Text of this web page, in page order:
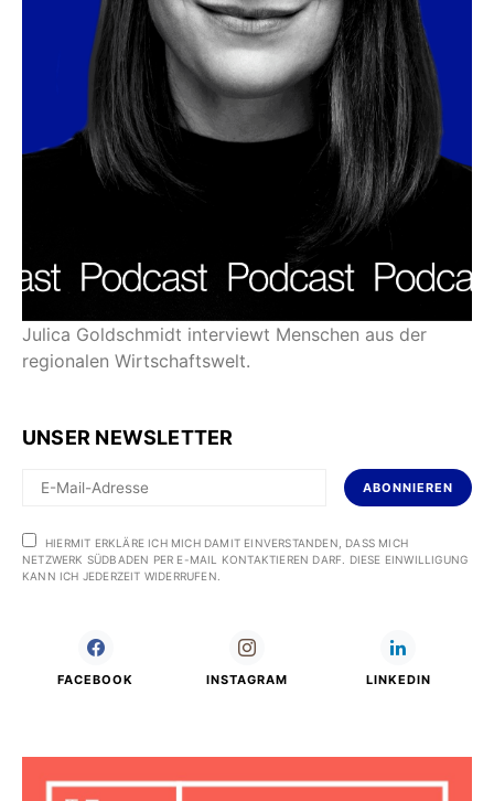
Julica Goldschmidt interviewt Menschen aus der
regionalen Wirtschaftswelt.
UNSER NEWSLETTER
ABONNIEREN
HIERMIT ERKLÄRE ICH MICH DAMIT EINVERSTANDEN, DASS MICH
NETZWERK SÜDBADEN PER E-MAIL KONTAKTIEREN DARF. DIESE EINWILLIGUNG
KANN ICH JEDERZEIT WIDERRUFEN.
FACEBOOK INSTAGRAM LINKEDIN